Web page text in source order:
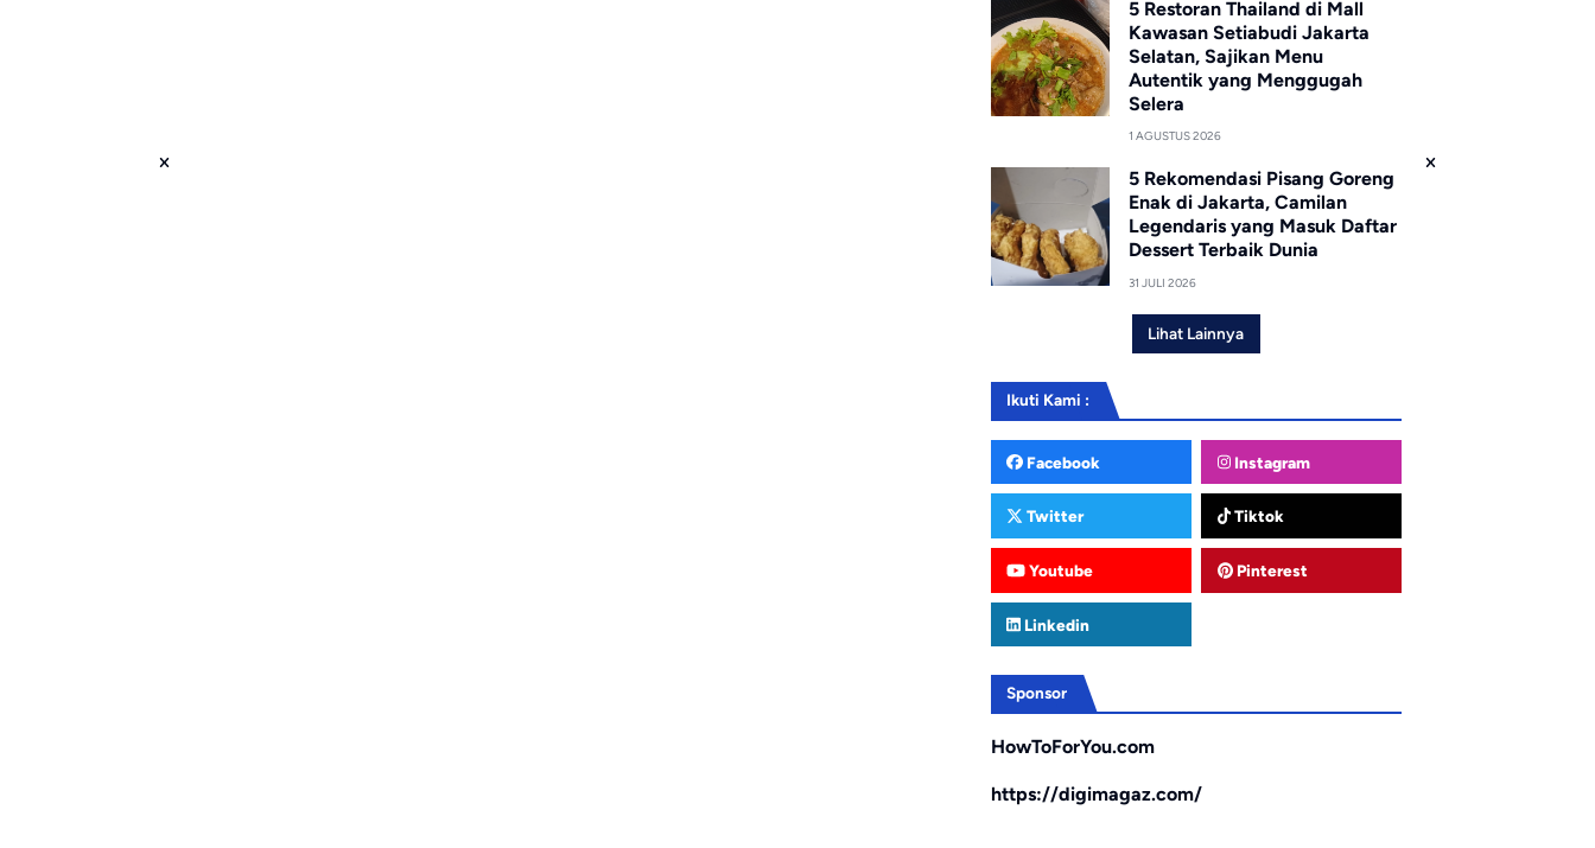
5 Restoran Thailand di Mall
Kawasan Setiabudi Jakarta
Selatan, Sajikan Menu
Autentik yang Menggugah
Selera
1 AGUSTUS 2026
5 Rekomendasi Pisang Goreng
Enak di Jakarta, Camilan
Legendaris yang Masuk Daftar
Dessert Terbaik Dunia
31 JULI 2026
Lihat Lainnya
Ikuti Kami :
Facebook Instagram
Twitter Tiktok
Youtube Pinterest
Linkedin
Sponsor
HowToForYou.com
https://digimagaz.com/